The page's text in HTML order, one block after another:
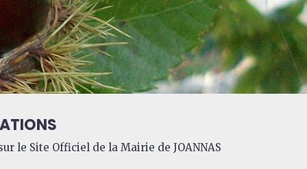
le Site Officiel de la Mairie de JOANNAS